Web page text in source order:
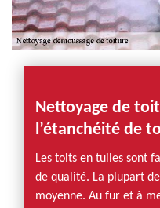
Nettoyage de
l’étanchéité de
Les toits en tuiles sont
de qualité. La plupart
moyenne. Au fur et à